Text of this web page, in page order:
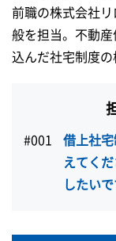
前職の株式会社
般を担当。 不動
込んだ社宅制度の
#001
借上社
えてくだ
したいで